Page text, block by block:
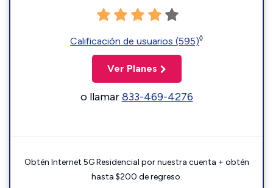
Calificación de usuarios (595)◊
Ver Planes
o llamar833-469-4276
Obtén Internet 5G Residencial por nuestra cuenta + obtén
hasta $200 de regreso.